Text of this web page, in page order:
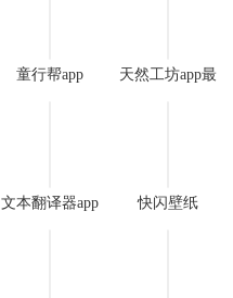
童行帮app
天然工坊app最
文本翻译器app 快闪壁纸